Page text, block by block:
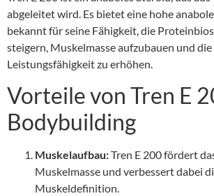
abgeleitet wird. Es bietet eine hohe
bekannt für seine Fähigkeit, die
steigern, Muskelmasse aufzubauen und
Leistungsfähigkeit zu erhöhen.
Vorteile von Tren E
Bodybuilding
Muskelaufbau:Tren E 200 fördert
Muskelmasse und verbessert dabei
Muskeldefinition.